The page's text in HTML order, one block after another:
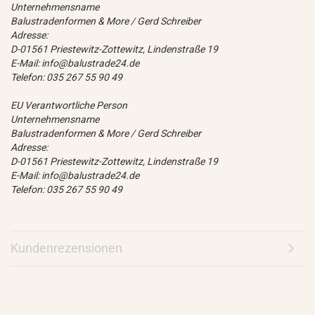
Unternehmensname
Balustradenformen & More / Gerd Schreiber
Adresse:
D-01561 Priestewitz-Zottewitz, Lindenstraße 19
E-Mail: info@balustrade24.de
Telefon: 035 267 55 90 49
EU Verantwortliche Person
Unternehmensname
Balustradenformen & More / Gerd Schreiber
Adresse:
D-01561 Priestewitz-Zottewitz, Lindenstraße 19
E-Mail: info@balustrade24.de
Telefon: 035 267 55 90 49
Kundenrezensionen